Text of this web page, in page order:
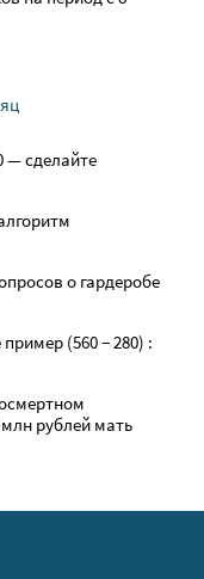
— сделайте
о гардеробе
(560 − 280) :
рублей мать